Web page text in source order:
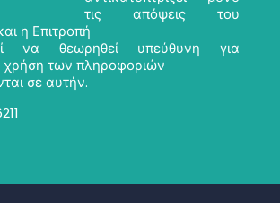
τις απόψεις του
η Επιτροπή
να θεωρηθεί υπεύθυνη για
χρήση των πληροφοριών
σε αυτήν.